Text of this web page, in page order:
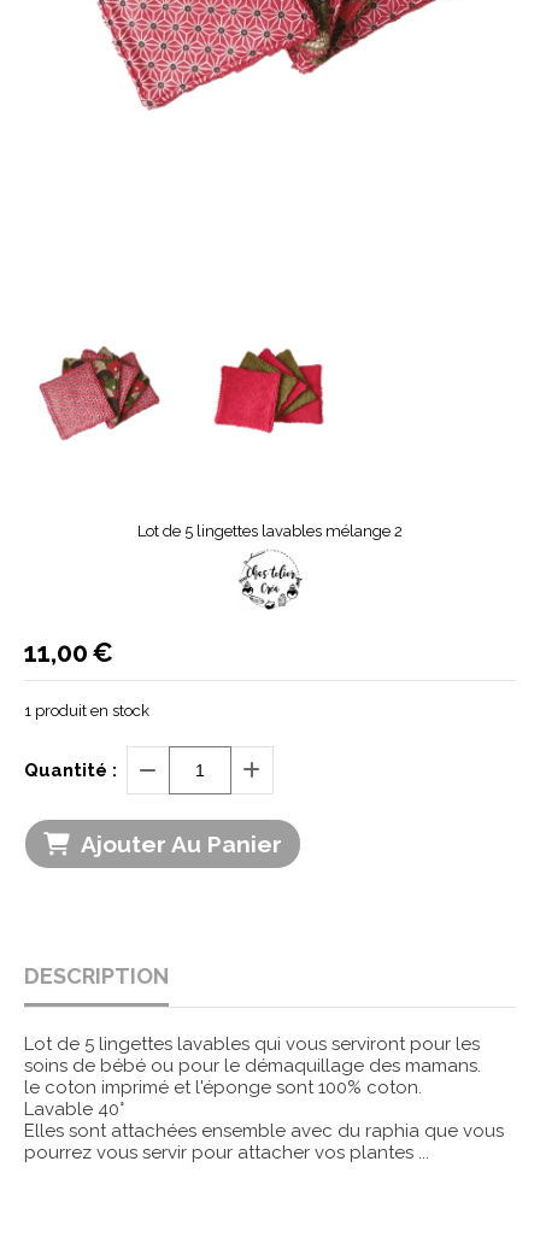
Lot de 5 lingettes lavables mélange 2
11,00€
1 produit en stock
Quantité :
Ajouter Au Panier
DESCRIPTION
Lot de 5 lingettes lavables qui vous serviront pour les
soins de bébé ou pour le démaquillage des mamans.
le coton imprimé et l'éponge sont 100% coton.
Lavable 40°
Elles sont attachées ensemble avec du raphia que vous
pourrez vous servir pour attacher vos plantes ...